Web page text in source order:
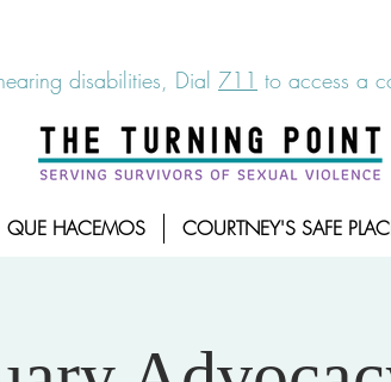
disabilities, Dial 711 to access a
QUE HACEMOS COURTNEY'S SAFE